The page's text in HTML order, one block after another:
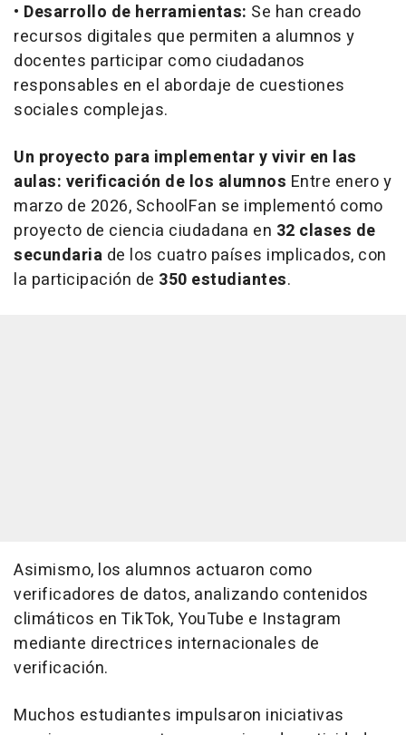
• Desarrollo de herramientas: Se han creado
recursos digitales que permiten a alumnos y
docentes participar como ciudadanos
responsables en el abordaje de cuestiones
sociales complejas.
Un proyecto para implementar y vivir en las
aulas: verificación de los alumnos Entre enero y
marzo de 2026, SchoolFan se implementó como
proyecto de ciencia ciudadana en 32 clases de
secundaria de los cuatro países implicados, con
la participación de 350 estudiantes.
Asimismo, los alumnos actuaron como
verificadores de datos, analizando contenidos
climáticos en TikTok, YouTube e Instagram
mediante directrices internacionales de
verificación.
Muchos estudiantes impulsaron iniciativas